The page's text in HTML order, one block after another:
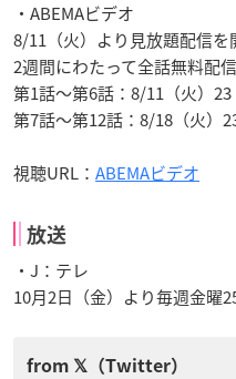
・ABEMAビデオ
8/11（火）より見放題配信を
2週間にわたって全話無料配
第1話～第6話：8/11（火）
第7話～第12話：8/18（火）
視聴URL： ABEMAビデオ
放送
・J：テレ
10月2日（金）より毎週金曜